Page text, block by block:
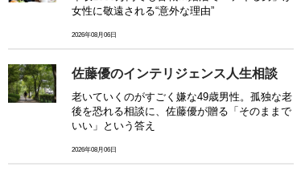
女性に敬遠される“意外な理由”
2026年08月06日
佐藤優のインテリジェンス人生相談
老いていくのがすごく嫌な49歳男性。孤独な老
後を恐れる相談に、佐藤優が贈る「そのままで
いい」という答え
2026年08月06日